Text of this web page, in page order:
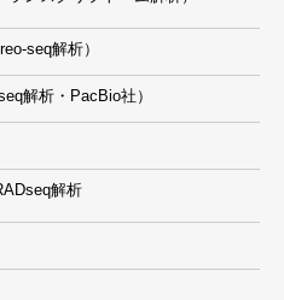
seq解析）
解析・PacBio社）
解析